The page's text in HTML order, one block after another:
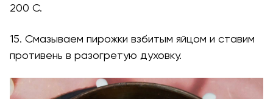
200 С.
15. Смазываем пирожки взбитым яйцом и ставим
противень в разогретую духовку.